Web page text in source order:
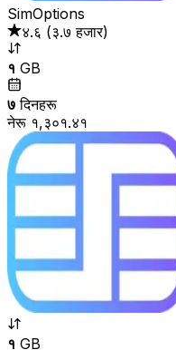
SimOptions
४.६ (३.७ हजार)
१ GB
७ दिनहरू
नेरू १,३०१.४१
१ GB